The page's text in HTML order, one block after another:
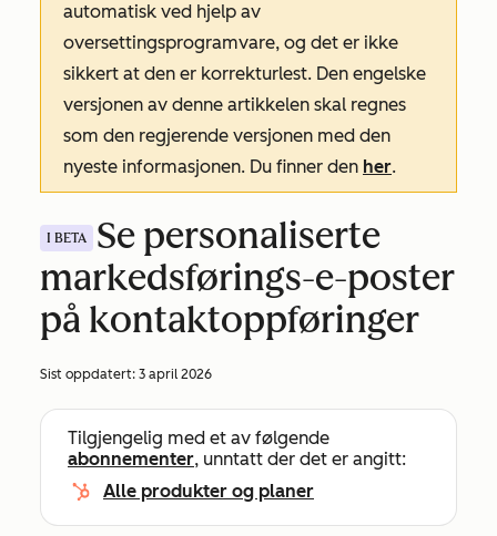
automatisk ved hjelp av
oversettingsprogramvare, og det er ikke
sikkert at den er korrekturlest. Den engelske
versjonen av denne artikkelen skal regnes
som den regjerende versjonen med den
nyeste informasjonen. Du finner den her.
I BETA
Se personaliserte
markedsførings-e-poster
på kontaktoppføringer
Sist oppdatert: 3 april 2026
Tilgjengelig med et av følgende
abonnementer, unntatt der det er angitt:
Alle produkter og planer